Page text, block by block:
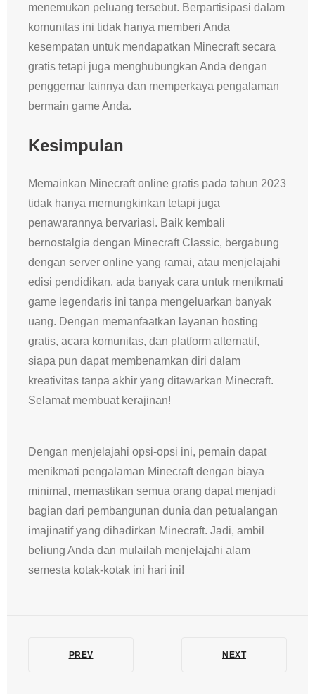
menemukan peluang tersebut. Berpartisipasi dalam
komunitas ini tidak hanya memberi Anda
kesempatan untuk mendapatkan Minecraft secara
gratis tetapi juga menghubungkan Anda dengan
penggemar lainnya dan memperkaya pengalaman
bermain game Anda.
Kesimpulan
Memainkan Minecraft online gratis pada tahun 2023
tidak hanya memungkinkan tetapi juga
penawarannya bervariasi. Baik kembali
bernostalgia dengan Minecraft Classic, bergabung
dengan server online yang ramai, atau menjelajahi
edisi pendidikan, ada banyak cara untuk menikmati
game legendaris ini tanpa mengeluarkan banyak
uang. Dengan memanfaatkan layanan hosting
gratis, acara komunitas, dan platform alternatif,
siapa pun dapat membenamkan diri dalam
kreativitas tanpa akhir yang ditawarkan Minecraft.
Selamat membuat kerajinan!
Dengan menjelajahi opsi-opsi ini, pemain dapat
menikmati pengalaman Minecraft dengan biaya
minimal, memastikan semua orang dapat menjadi
bagian dari pembangunan dunia dan petualangan
imajinatif yang dihadirkan Minecraft. Jadi, ambil
beliung Anda dan mulailah menjelajahi alam
semesta kotak-kotak ini hari ini!
PREV NEXT